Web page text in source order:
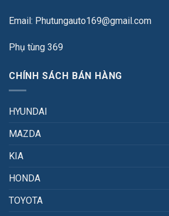
Email: Phutungauto169@gmail.com
Phụ tùng 369
CHÍNH SÁCH BÁN HÀNG
HYUNDAI
MAZDA
KIA
HONDA
TOYOTA